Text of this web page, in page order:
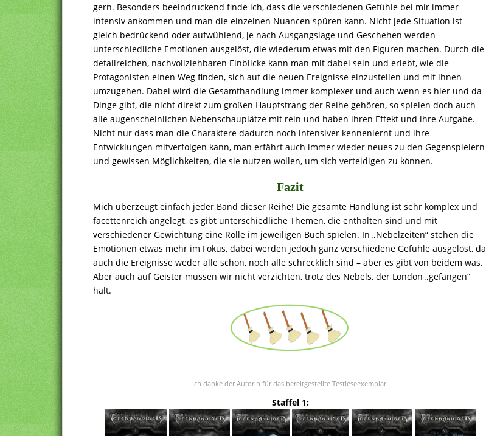
gern. Besonders beeindruckend finde ich, dass die verschiedenen Gefühle bei mir immer
intensiv ankommen und man die einzelnen Nuancen spüren kann. Nicht jede Situation ist
gleich bedrückend oder aufwühlend, je nach Ausgangslage und Geschehen werden
unterschiedliche Emotionen ausgelöst, die wiederum etwas mit den Figuren machen. Durch die
detailreichen, nachvollziehbaren Einblicke kann man mit dabei sein und erlebt, wie die
Protagonisten einen Weg finden, sich auf die neuen Ereignisse einzustellen und mit ihnen
umzugehen. Dabei wird die Gesamthandlung immer komplexer und auch wenn es hier und da
Dinge gibt, die nicht direkt zum großen Hauptstrang der Reihe gehören, so spielen doch auch
alle augenscheinlichen Nebenschauplätze mit rein und haben ihren Effekt und ihre Aufgabe.
Nicht nur dass man die Charaktere dadurch noch intensiver kennenlernt und ihre
Entwicklungen mitverfolgen kann, man erfährt auch immer wieder neues zu den Gegenspielern
und gewissen Möglichkeiten, die sie nutzen wollen, um sich verteidigen zu können.
Fazit
Mich überzeugt einfach jeder Band dieser Reihe! Die gesamte Handlung ist sehr komplex und
facettenreich angelegt, es gibt unterschiedliche Themen, die enthalten sind und mit
verschiedener Gewichtung eine Rolle im jeweiligen Buch spielen. In „Nebelzeiten“ stehen die
Emotionen etwas mehr im Fokus, dabei werden jedoch ganz verschiedene Gefühle ausgelöst, da
auch die Ereignisse weder alle schön, noch alle schrecklich sind – aber es gibt von beidem was.
Aber auch auf Geister müssen wir nicht verzichten, trotz des Nebels, der London „gefangen“
hält.
Ich danke der Autorin für das bereitgestellte Testleseexemplar.
Staffel 1: